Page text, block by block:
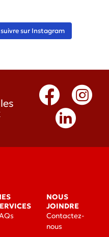
sur Instagram
NOUS
JOINDRE
Contactez-
nous